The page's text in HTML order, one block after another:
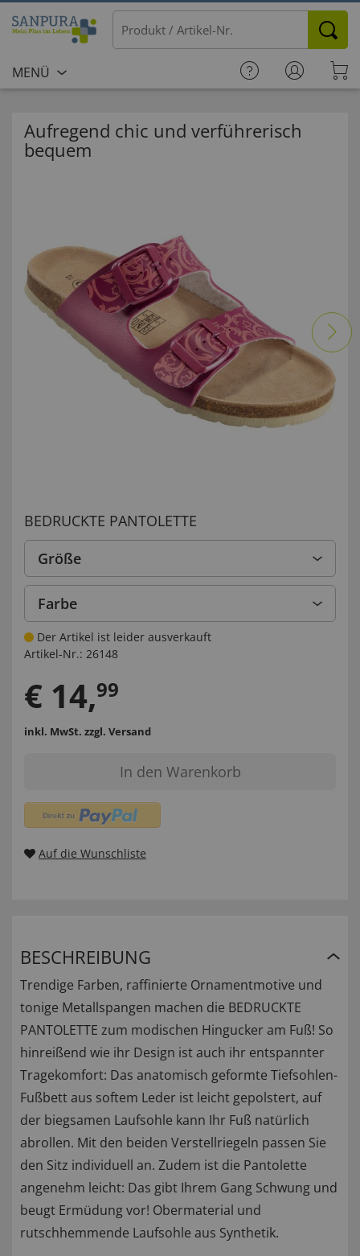
MENÜ
Aufregend chic und verführerisch
bequem
BEDRUCKTE PANTOLETTE
Größe
Farbe
Der Artikel ist leider ausverkauft
Artikel-Nr.: 26148
€ 14,99
inkl. MwSt. zzgl. Versand
In den Warenkorb
Auf die Wunschliste
BESCHREIBUNG
Trendige Farben, raffinierte Ornamentmotive und
tonige Metallspangen machen die BEDRUCKTE
PANTOLETTE zum modischen Hingucker am Fuß! So
hinreißend wie ihr Design ist auch ihr entspannter
Tragekomfort: Das anatomisch geformte Tiefsohlen-
Fußbett aus softem Leder ist leicht gepolstert, auf
der biegsamen Laufsohle kann Ihr Fuß natürlich
abrollen. Mit den beiden Verstellriegeln passen Sie
den Sitz individuell an. Zudem ist die Pantolette
angenehm leicht: Das gibt Ihrem Gang Schwung und
beugt Ermüdung vor! Obermaterial und
rutschhemmende Laufsohle aus Synthetik.